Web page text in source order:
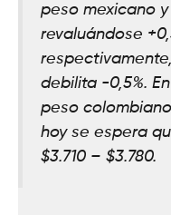
peso mexicano
revaluándose
debilita -0,5%.
peso
hoy se espera
$3.710 – $3.780.